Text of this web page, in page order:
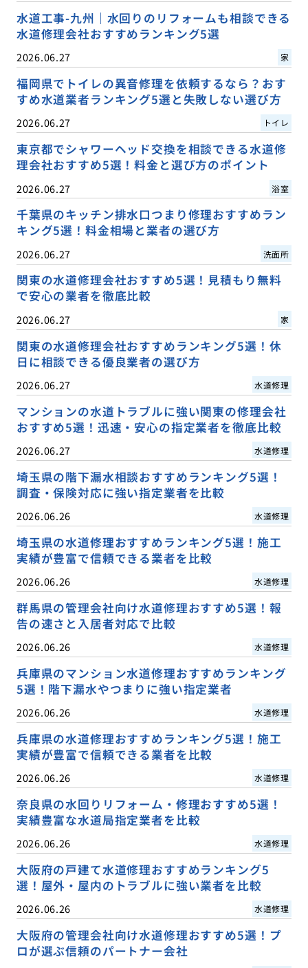
水道工事-九州｜水回りのリフォームも相談できる
水道修理会社おすすめランキング5選
2026.06.27 家
福岡県でトイレの異音修理を依頼するなら？おす
すめ水道業者ランキング5選と失敗しない選び方
2026.06.27 トイレ
東京都でシャワーヘッド交換を相談できる水道修
理会社おすすめ5選！料金と選び方のポイント
2026.06.27 浴室
千葉県のキッチン排水口つまり修理おすすめラン
キング5選！料金相場と業者の選び方
2026.06.27 洗面所
関東の水道修理会社おすすめ5選！見積もり無料
で安心の業者を徹底比較
2026.06.27 家
関東の水道修理会社おすすめランキング5選！休
日に相談できる優良業者の選び方
2026.06.27 水道修理
マンションの水道トラブルに強い関東の修理会社
おすすめ5選！迅速・安心の指定業者を徹底比較
2026.06.27 水道修理
埼玉県の階下漏水相談おすすめランキング5選！
調査・保険対応に強い指定業者を比較
2026.06.26 水道修理
埼玉県の水道修理おすすめランキング5選！施工
実績が豊富で信頼できる業者を比較
2026.06.26 水道修理
群馬県の管理会社向け水道修理おすすめ5選！報
告の速さと入居者対応で比較
2026.06.26 水道修理
兵庫県のマンション水道修理おすすめランキング
5選！階下漏水やつまりに強い指定業者
2026.06.26 水道修理
兵庫県の水道修理おすすめランキング5選！施工
実績が豊富で信頼できる業者を比較
2026.06.26 水道修理
奈良県の水回りリフォーム・修理おすすめ5選！
実績豊富な水道局指定業者を比較
2026.06.26 水道修理
大阪府の戸建て水道修理おすすめランキング5
選！屋外・屋内のトラブルに強い業者を比較
2026.06.26 水道修理
大阪府の管理会社向け水道修理おすすめ5選！プ
ロが選ぶ信頼のパートナー会社